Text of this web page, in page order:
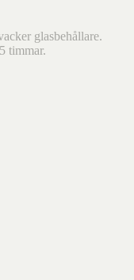
glasbehållare.
timmar.